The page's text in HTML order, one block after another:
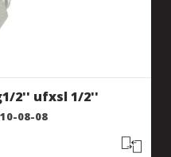
2'' ufxsl 1/2''
08-08